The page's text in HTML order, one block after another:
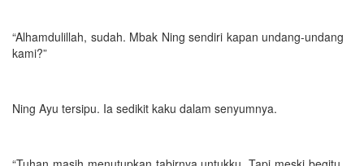
“Alhamdulillah, sudah. Mbak Ning sendiri kapan undang-undang
kami?”
Ning Ayu tersipu. Ia sedikit kaku dalam senyumnya.